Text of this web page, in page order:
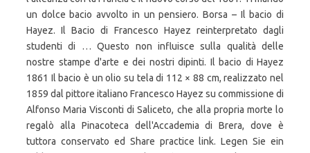
un dolce bacio avvolto in un pensiero. Borsa – Il bacio di
Hayez. Il Bacio di Francesco Hayez reinterpretato dagli
studenti di … Questo non influisce sulla qualità delle
nostre stampe d'arte e dei nostri dipinti. Il bacio di Hayez
1861 Il bacio è un olio su tela di 112 × 88 cm, realizzato nel
1859 dal pittore italiano Francesco Hayez su commissione di
Alfonso Maria Visconti di Saliceto, che alla propria morte lo
regalò alla Pinacoteca dell'Accademia di Brera, dove è
tuttora conservato ed Share practice link. Legen Sie ein